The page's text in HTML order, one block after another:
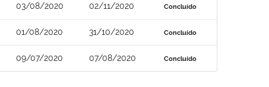
03/08/2020 02/11/2020 Concluído
01/08/2020 31/10/2020 Concluído
09/07/2020 07/08/2020 Concluído